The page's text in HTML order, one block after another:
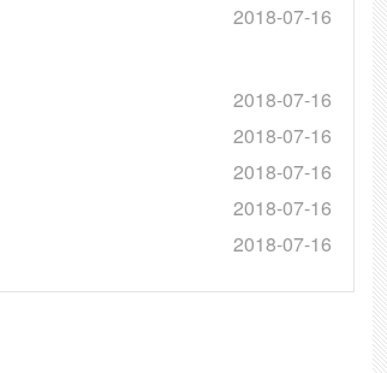
2018-07-16
2018-07-16
2018-07-16
2018-07-16
2018-07-16
2018-07-16